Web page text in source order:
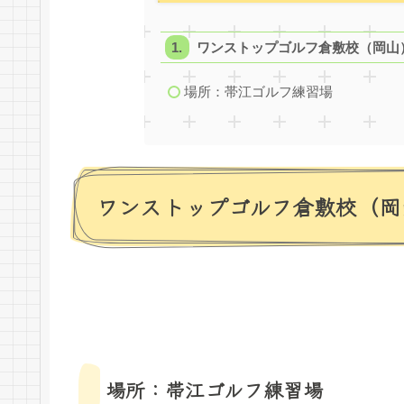
ワンストップゴルフ倉敷校（岡山
場所：帯江ゴルフ練習場
ワンストップゴルフ倉敷校（
場所：帯江ゴルフ練習場